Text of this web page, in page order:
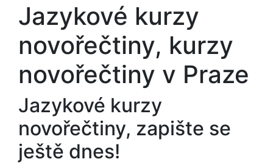
Jazykové kurzy
novořečtiny, kurzy
novořečtiny v Praze
Jazykové kurzy
novořečtiny, zapište se
ještě dnes!